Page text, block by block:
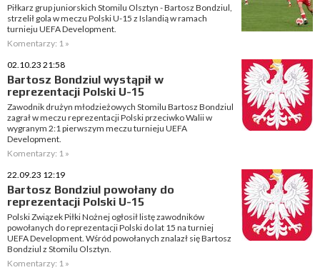
Piłkarz grup juniorskich Stomilu Olsztyn - Bartosz Bondziul,
strzelił gola w meczu Polski U-15 z Islandią w ramach
turnieju UEFA Development.
Komentarzy: 1 »
02.10.23 21:58
Bartosz Bondziul wystąpił w
reprezentacji Polski U-15
Zawodnik drużyn młodzieżowych Stomilu Bartosz Bondziul
zagrał w meczu reprezentacji Polski przeciwko Walii w
wygranym 2:1 pierwszym meczu turnieju UEFA
Development.
Komentarzy: 1 »
22.09.23 12:19
Bartosz Bondziul powołany do
reprezentacji Polski U-15
Polski Związek Piłki Nożnej ogłosił listę zawodników
powołanych do reprezentacji Polski do lat 15 na turniej
UEFA Development. Wśród powołanych znalazł się Bartosz
Bondziul z Stomilu Olsztyn.
Komentarzy: 1 »